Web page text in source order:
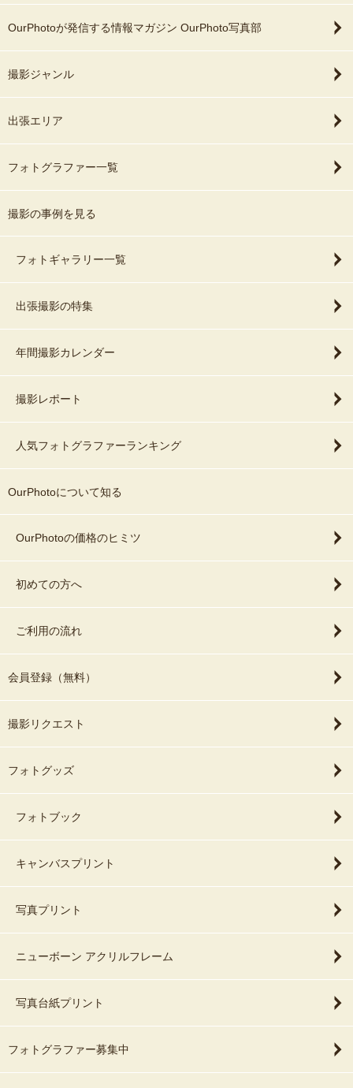
OurPhotoが発信する情報マガジン OurPhoto写真部
撮影ジャンル
出張エリア
フォトグラファー一覧
撮影の事例を見る
フォトギャラリー一覧
出張撮影の特集
年間撮影カレンダー
撮影レポート
人気フォトグラファーランキング
OurPhotoについて知る
OurPhotoの価格のヒミツ
初めての方へ
ご利用の流れ
会員登録（無料）
撮影リクエスト
フォトグッズ
フォトブック
キャンバスプリント
写真プリント
ニューボーン アクリルフレーム
写真台紙プリント
フォトグラファー募集中